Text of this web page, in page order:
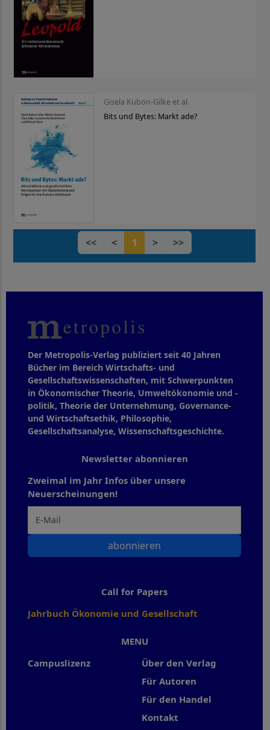
Gisela Kubon-Gilke et al.
Bits und Bytes: Markt ade?
<< < 1 > >>
Der Metropolis-Verlag publiziert seit 40 Jahren
Bücher im Bereich Wirtschafts- und
Gesellschaftswissenschaften, mit Schwerpunkten
in Ökonomischer Theorie, Umweltökonomie und -
politik, Theorie der Unternehmung, Governance-
und Wirtschaftsethik, Philosophie,
Gesellschaftsanalyse, Wissenschaftsgeschichte.
MENU
Campuslizenz
Über den Verlag
Für Autoren
Für den Handel
Kontakt
Newsletter abonnieren
Zweimal im Jahr Infos über unsere
Neuerscheinungen!
abonnieren
Call for Papers
Jahrbuch Ökonomie und Gesellschaft